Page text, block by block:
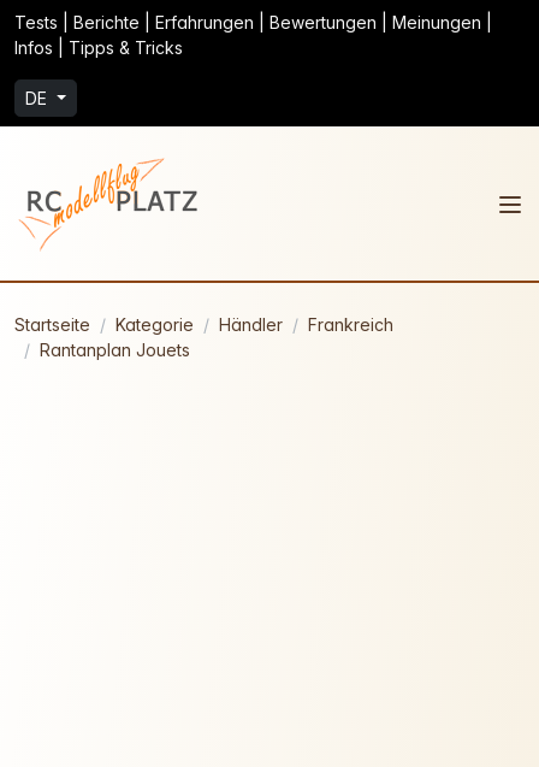
Tests | Berichte | Erfahrungen | Bewertungen | Meinungen |
Infos | Tipps & Tricks
DE
Startseite Kategorie Händler
Frankreich
Rantanplan Jouets